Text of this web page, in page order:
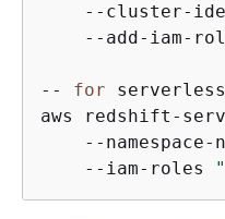
--cluster-
--add-iam-
-- for serverless
aws redshift-
--namespace-
    --iam-roles